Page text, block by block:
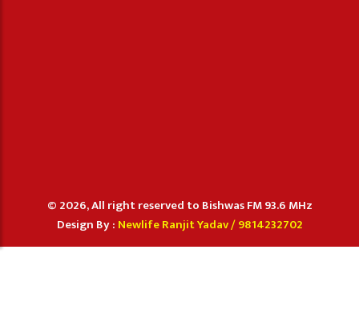
© 2026, All right reserved to Bishwas FM 93.6 MHz
Design By : Newlife Ranjit Yadav /9814232702